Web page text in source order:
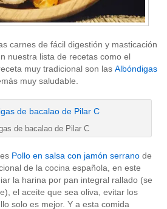
carnes de fácil digestión y masticación
nuestra lista de recetas como el
muy tradicional son las Albóndigas
muy saludable.
de bacalao de Pilar C
Pollo en salsa con jamón serrano de
de la cocina española, en este
la harina por pan integral rallado (se
el aceite que sea oliva, evitar los
solo es mejor. Y a esta comida